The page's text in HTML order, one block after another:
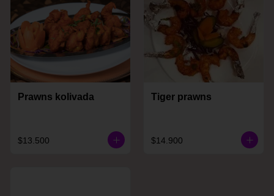
Prawns kolivada
$13.500
Tiger prawns
$14.900